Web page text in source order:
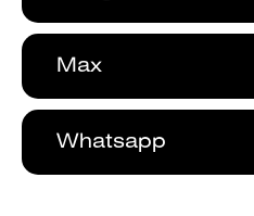
Max
Whatsapp